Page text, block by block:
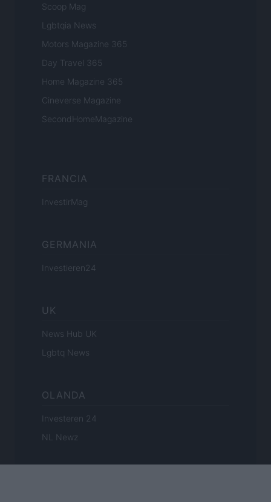
Scoop Mag
Lgbtqia News
Motors Magazine 365
Day Travel 365
Home Magazine 365
Cineverse Magazine
SecondHomeMagazine
FRANCIA
InvestirMag
GERMANIA
Investieren24
UK
News Hub UK
Lgbtq News
OLANDA
Investeren 24
NL Newz